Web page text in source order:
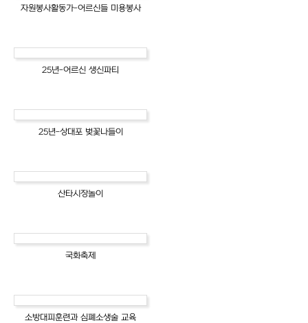
자원봉사활동가-어르신들 미용봉사
25년-어르신 생신파티
25년-상대포 벚꽃나들이
산타시장놀이
국화축제
소방대피훈련과 심폐소생술 교육